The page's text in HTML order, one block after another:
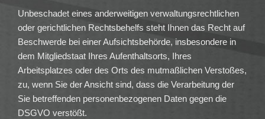
Unbeschadet eines anderweitigen verwaltungsrechtlichen
oder gerichtlichen Rechtsbehelfs steht Ihnen das Recht auf
Beschwerde bei einer Aufsichtsbehörde, insbesondere in
dem Mitgliedstaat Ihres Aufenthaltsorts, Ihres
Arbeitsplatzes oder des Orts des mutmaßlichen Verstoßes,
zu, wenn Sie der Ansicht sind, dass die Verarbeitung der
Sie betreffenden personenbezogenen Daten gegen die
DSGVO verstößt.